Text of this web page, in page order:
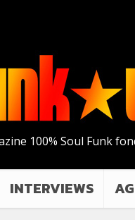
100% Soul Funk
INTERVIEWS